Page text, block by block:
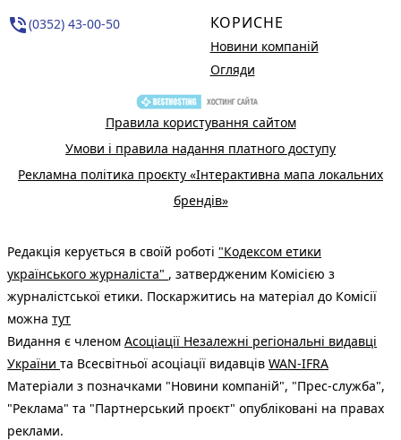
phone_in_talk(0352) 43-00-50 КОРИСНЕ
Новини компаній
Огляди
Правила користування сайтом
Умови і правила надання платного доступу
Рекламна політика проєкту «Інтерактивна мапа локальних
брендів»
Редакція керується в своїй роботі "Кодексом етики
українського журналіста" , затвердженим Комісією з
журналістської етики. Поскаржитись на матеріал до Комісії
можна тут
Видання є членом Асоціації Незалежні регіональні видавці
України та Всесвітньої асоціації видавців WAN-IFRA
Матеріали з позначками "Новини компаній", "Прес-служба",
"Реклама" та "Партнерський проєкт" опубліковані на правах
реклами.